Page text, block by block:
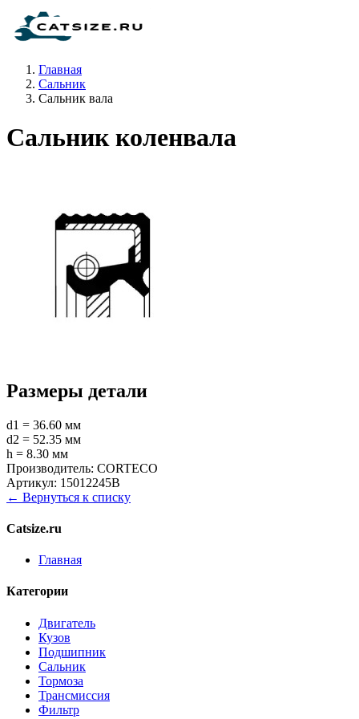
Главная
Сальник
Сальник вала
Сальник коленвала
Размеры детали
d1 = 36.60 мм
d2 = 52.35 мм
h = 8.30 мм
Производитель: CORTECO
Артикул: 15012245B
← Вернуться к списку
Catsize.ru
Главная
Категории
Двигатель
Кузов
Подшипник
Сальник
Тормоза
Трансмиссия
Фильтр